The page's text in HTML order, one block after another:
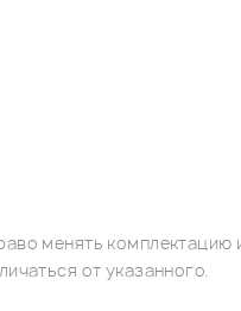
менять
от указанного.